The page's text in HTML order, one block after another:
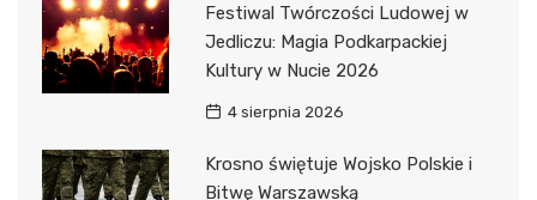
Festiwal Twórczości Ludowej w
Jedliczu: Magia Podkarpackiej
Kultury w Nucie 2026
4 sierpnia 2026
Krosno świętuje Wojsko Polskie i
Bitwę Warszawską